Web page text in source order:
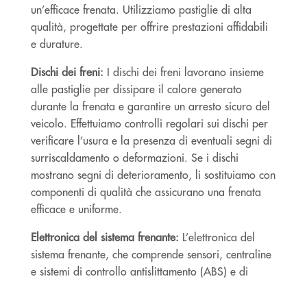
un’efficace frenata. Utilizziamo pastiglie di alta
qualità, progettate per offrire prestazioni affidabili
e durature.
Dischi dei freni: I dischi dei freni lavorano insieme
alle pastiglie per dissipare il calore generato
durante la frenata e garantire un arresto sicuro del
veicolo. Effettuiamo controlli regolari sui dischi per
verificare l’usura e la presenza di eventuali segni di
surriscaldamento o deformazioni. Se i dischi
mostrano segni di deterioramento, li sostituiamo con
componenti di qualità che assicurano una frenata
efficace e uniforme.
Elettronica del sistema frenante: L’elettronica del
sistema frenante, che comprende sensori, centraline
e sistemi di controllo antislittamento (ABS) e di